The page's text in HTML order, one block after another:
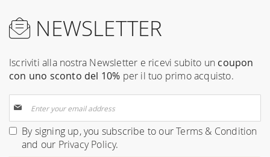
NEWSLETTER
Iscriviti alla nostra Newsletter e ricevi subito un coupon
con uno sconto del 10% per il tuo primo acquisto.
Up
for
Our
By signing up, you subscribe to ourTerms & Condition
and our Privacy Policy.